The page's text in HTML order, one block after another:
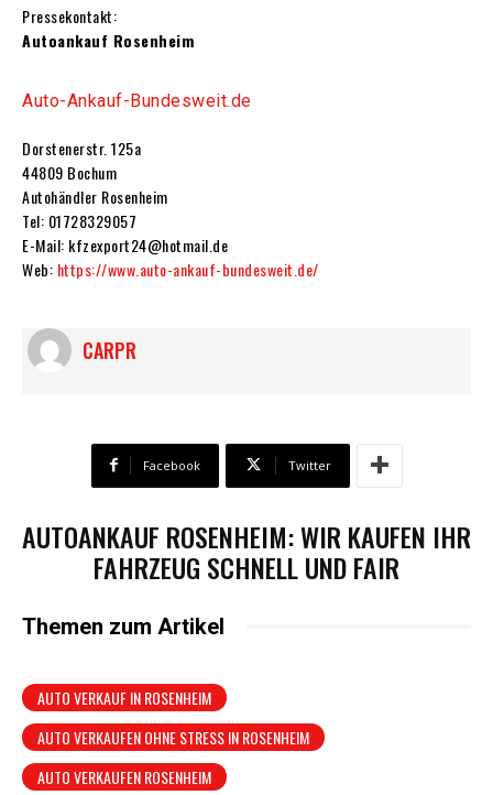
Pressekontakt:
Autoankauf Rosenheim
Auto-Ankauf-Bundesweit.de
Dorstenerstr. 125a
44809 Bochum
Autohändler Rosenheim
Tel: 01728329057
E-Mail: kfzexport24@hotmail.de
Web: https://www.auto-ankauf-bundesweit.de/
CARPR
Facebook Twitter
AUTOANKAUF ROSENHEIM: WIR KAUFEN IHR
FAHRZEUG SCHNELL UND FAIR
Themen zum Artikel
AUTO VERKAUF IN ROSENHEIM
AUTO VERKAUFEN OHNE STRESS IN ROSENHEIM
AUTO VERKAUFEN ROSENHEIM